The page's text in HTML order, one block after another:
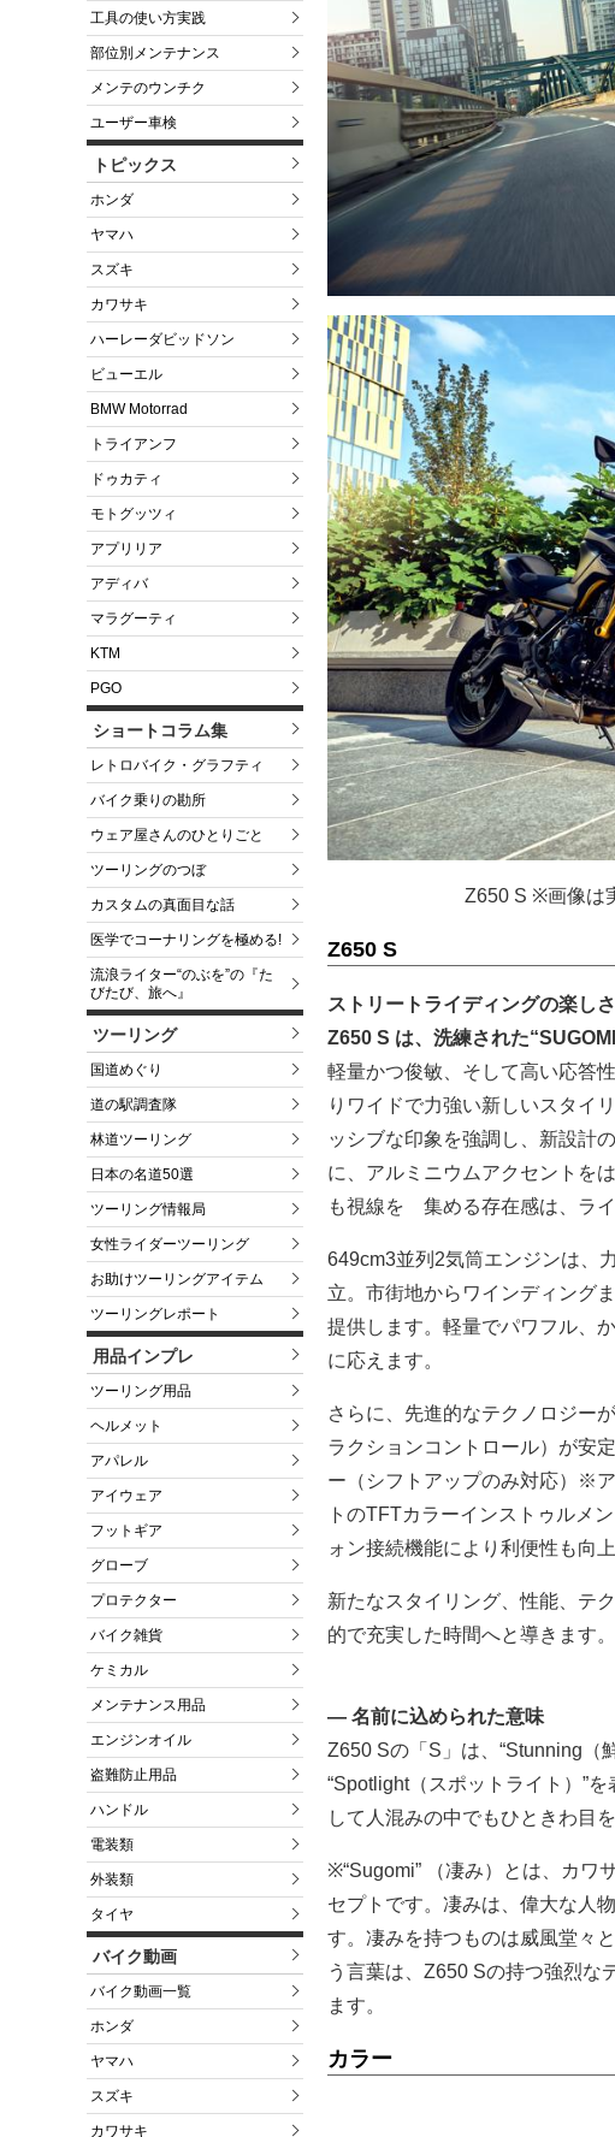
工具の使い方実践
部位別メンテナンス
メンテのウンチク
ユーザー車検
トピックス
ホンダ
ヤマハ
スズキ
カワサキ
ハーレーダビッドソン
ビューエル
BMW Motorrad
トライアンフ
ドゥカティ
モトグッツィ
アプリリア
アディバ
マラグーティ
KTM
PGO
ショートコラム集
レトロバイク・グラフティ
バイク乗りの勘所
ウェア屋さんのひとりごと
ツーリングのつぼ
カスタムの真面目な話
医学でコーナリングを極める!
流浪ライター“のぶを”の『た
びたび、旅へ』
ツーリング
国道めぐり
道の駅調査隊
林道ツーリング
日本の名道50選
ツーリング情報局
女性ライダーツーリング
お助けツーリングアイテム
ツーリングレポート
用品インプレ
ツーリング用品
ヘルメット
アパレル
アイウェア
フットギア
グローブ
プロテクター
バイク雑貨
ケミカル
メンテナンス用品
エンジンオイル
盗難防止用品
ハンドル
電装類
外装類
タイヤ
バイク動画
バイク動画一覧
ホンダ
ヤマハ
スズキ
カワサキ
Z650 S ※画像は
Z650 S
ストリートライディングの楽し
Z650 S は、洗練された
軽量かつ俊敏、そして高い応答
りワイドで力強い新しいスタイ
ッシブな印象を強調し、新設計
に、アルミニウムアクセントを
も視線を 集める存在感は、ラ
649cm3並列2気筒エンジンは、
立。市街地からワインディング
提供します。軽量でパワフル、
に応えます。
さらに、先進的なテクノロジー
ラクションコントロール）が
ー（シフトアップのみ対応）※
トのTFTカラーインストゥルメ
ォン接続機能により利便性も向
新たなスタイリング、性能、テ
的で充実した時間へと導きます。
― 名前に込められた意味
Z650 Sの「S」は、“Stunning（
“Spotlight（スポットライト）”
して人混みの中でもひときわ目
※“Sugomi” （凄み）とは、カワ
セプトです。凄みは、偉大な人
す。凄みを持つものは威風堂々
う言葉は、Z650 Sの持つ強烈な
ます。
カラー